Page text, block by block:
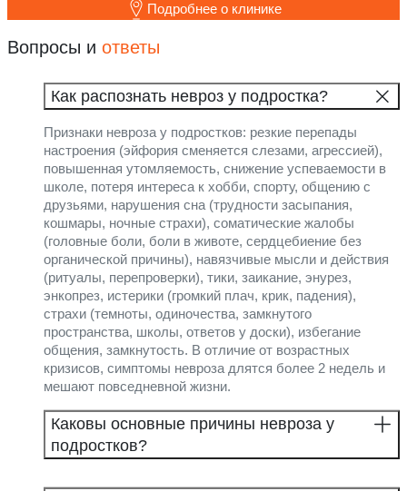
Подробнее о клинике
Вопросы и ответы
Как распознать невроз у подростка?
Признаки невроза у подростков: резкие перепады
настроения (эйфория сменяется слезами, агрессией),
повышенная утомляемость, снижение успеваемости в
школе, потеря интереса к хобби, спорту, общению с
друзьями, нарушения сна (трудности засыпания,
кошмары, ночные страхи), соматические жалобы
(головные боли, боли в животе, сердцебиение без
органической причины), навязчивые мысли и действия
(ритуалы, перепроверки), тики, заикание, энурез,
энкопрез, истерики (громкий плач, крик, падения),
страхи (темноты, одиночества, замкнутого
пространства, школы, ответов у доски), избегание
общения, замкнутость. В отличие от возрастных
кризисов, симптомы невроза длятся более 2 недель и
мешают повседневной жизни.
Каковы основные причины невроза у
подростков?